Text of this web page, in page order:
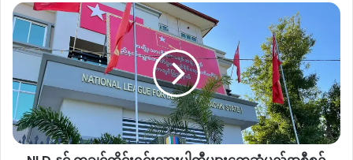
အစီး
ရေ
ထပ်
တိုး
တောင်း
ဆို
ထား
NLD
နှင့်
ကချင်
တိုင်းရင်းသား
ပါတီ
များ
တွေ့ဆုံ
မည့်
အ